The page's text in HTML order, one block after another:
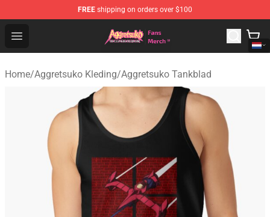
FREE shipping on orders over $100
Open menu
Aggretsuko Store - Official Aggretsuko Merchandise
Home/Aggretsuko Kleding/Aggretsuko Tankblad